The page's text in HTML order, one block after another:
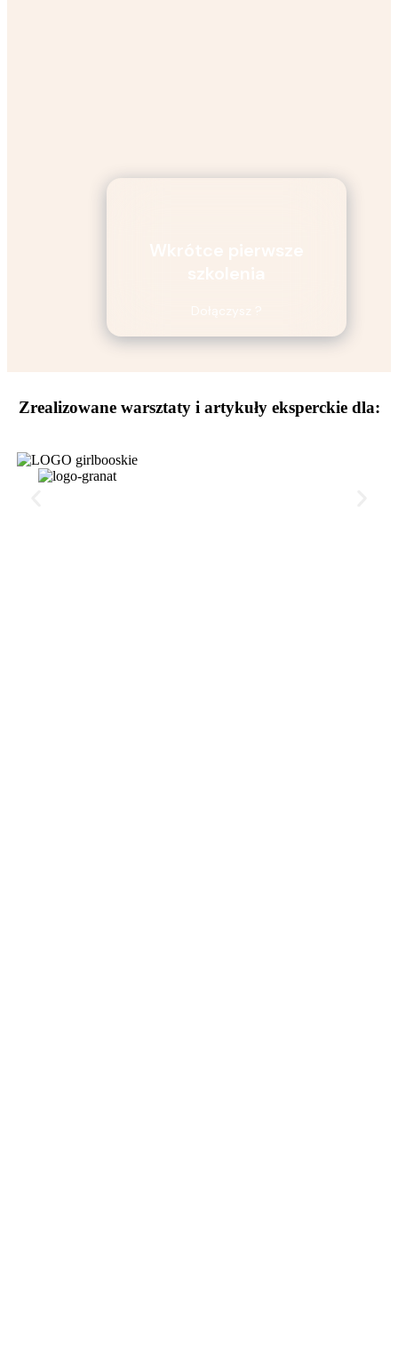
Zrealizowane warsztaty i artykuły eksperckie dla: